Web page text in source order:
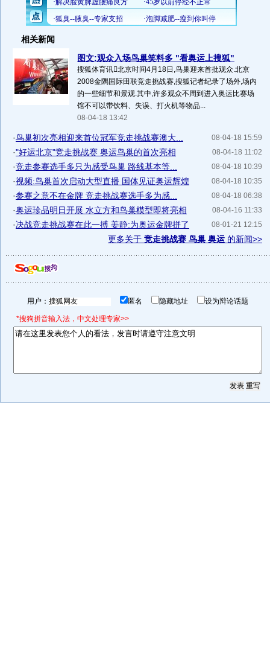
相关新闻
图文:观众入场鸟巢笑料多 "看奥运上搜狐"
搜狐体育讯北京时间4月18日,鸟巢迎来首批观众.北京
2008金隅国际田联竞走挑战赛,搜狐记者纪录了场外,场内
的一些细节和景观.其中,许多观众不周到进入奥运比赛场
馆不可以带饮料、失误、打火机等物品...
08-04-18 13:42
08-04-18 15:59
·鸟巢初次亮相迎来首位冠军竞走挑战赛澳大...
08-04-18 11:02
·"好运北京"竞走挑战赛 奥运鸟巢的首次亮相
08-04-18 10:39
·竞走参赛选手多只为感受鸟巢 路线基本等...
08-04-18 10:35
·视频:鸟巢首次启动大型直播 国体见证奥运辉煌
08-04-18 06:38
·参赛之意不在金牌 竞走挑战赛选手多为感...
08-04-16 11:33
·奥运珍品明日开展 水立方和鸟巢模型即将亮相
08-01-21 12:15
·决战竞走挑战赛在此一搏 姜静:为奥运金牌拼了
更多关于 竞走挑战赛 鸟巢 奥运 的新闻>>
用户： 匿名 隐藏地址 设为辩论话题
*搜狗拼音输入法，中文处理专家>>